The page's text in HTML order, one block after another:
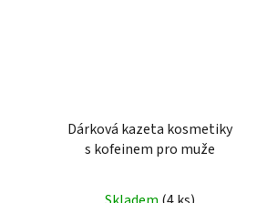
Dárková kazeta kosmetiky
s kofeinem pro muže